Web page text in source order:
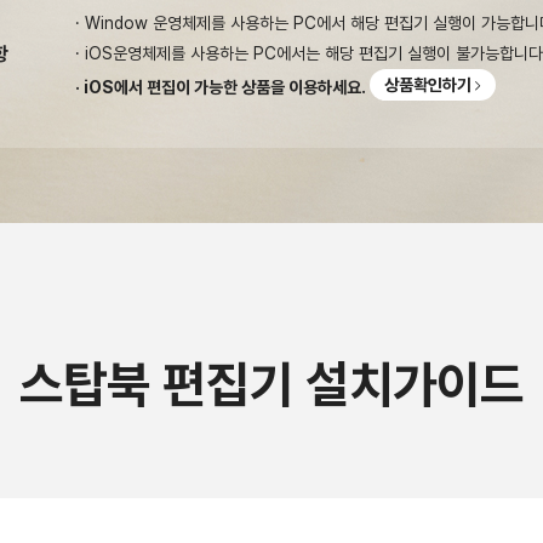
· Window 운영체제를 사용하는 PC에서 해당 편집기 실행이 가능합니
· iOS운영체제를 사용하는 PC에서는 해당 편집기 실행이 불가능합니
· iOS에서 편집이 가능한 상품을 이용하세요.
상품확인하기
스탑북 편집기 설치가이드